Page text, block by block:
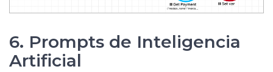
6. Prompts de Inteligencia
Artificial